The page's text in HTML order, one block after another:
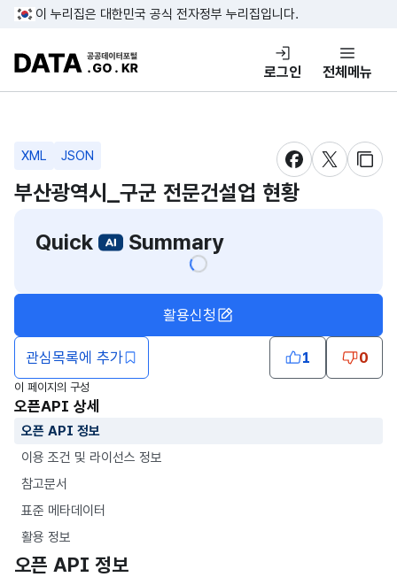
콘텐츠 바로가기
푸터 바로가기
이 누리집은 대한민국 공식 전자정부 누리집입니다.
DATA.GO.KR 공공데이터포털
로그인 전체메뉴
XML JSON
새창 열림새창 열림
새창
부산광역시_구군 전문건설업 현황
Quick
Summary
관심목록에 추가
활용신청
1 0
이 페이지의 구성
오픈API 상세
오픈 API 정보
이용 조건 및 라이선스 정보
참고문서
표준 메타데이터
활용 정보
오픈 API 정보